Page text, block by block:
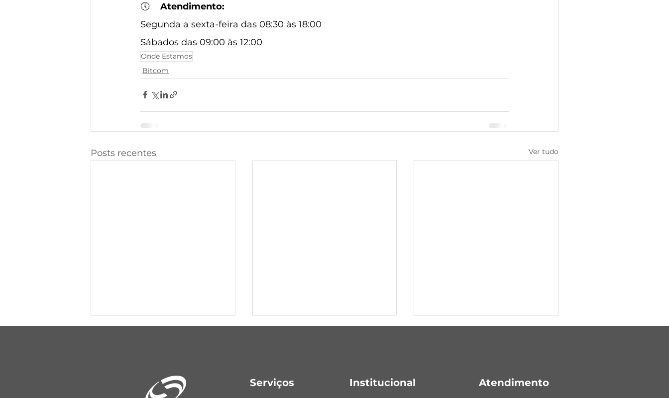
🕔
Atendimento:
Segunda a sexta-feira das 08:30 às 18:00
Sábados das 09:00 às 12:00
Onde Estamos
Bitcom
Posts recentes Ver tudo
Serviços Institucional Atendimento